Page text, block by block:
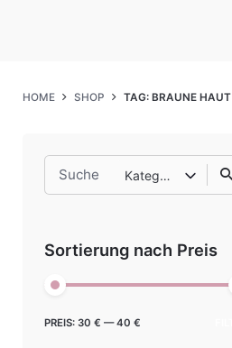
HOME SHOP TAG: BRAUNE HAUT
Search
for
Kategorie auswählen
Sortierung nach Preis
Min.
Max.
PREIS: 30 € —40 €